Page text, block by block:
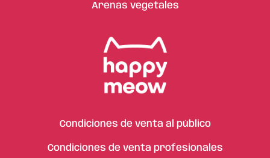
Arenas vegetales
Condiciones de venta al público
Condiciones de venta profesionales